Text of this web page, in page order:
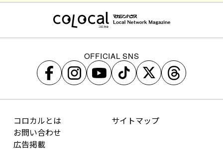
OFFICIAL SNS
コロカルとは
お問い合わせ
広告掲載
サイトマップ